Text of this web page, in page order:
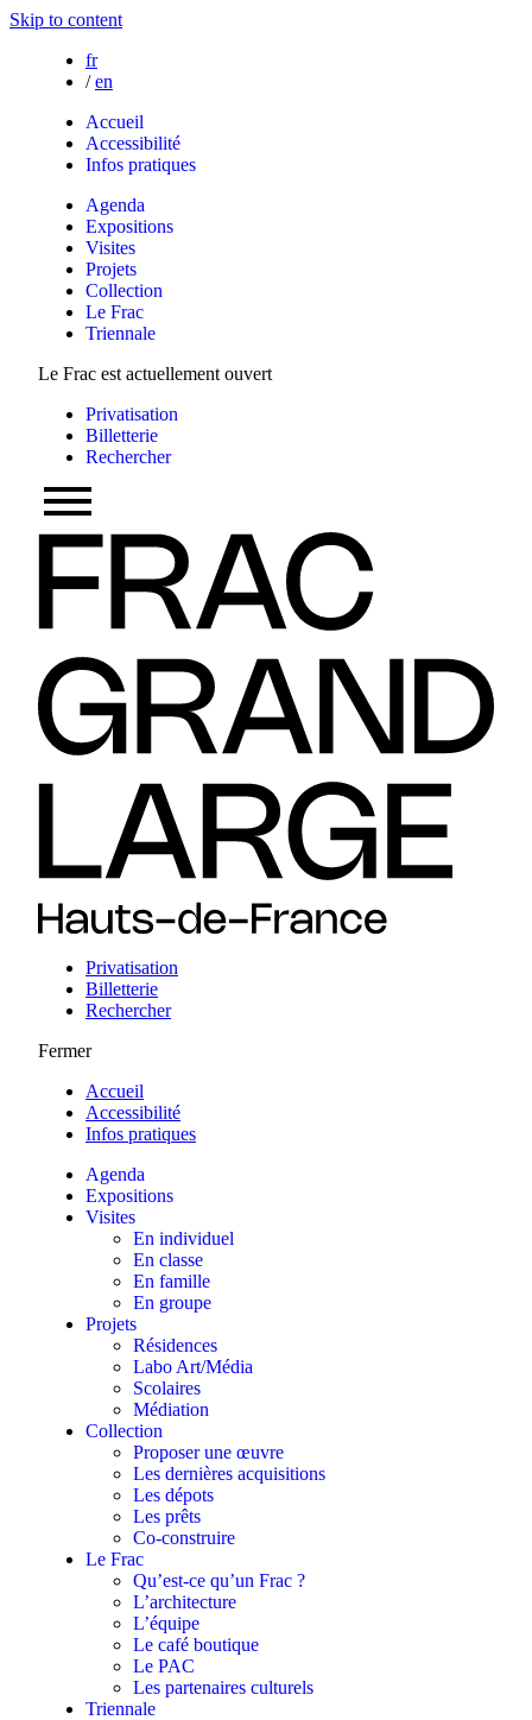
Skip to content
fr
/ en
Accueil
Accessibilité
Infos pratiques
Agenda
Expositions
Visites
Projets
Collection
Le Frac
Triennale
Le Frac est actuellement ouvert
Privatisation
Billetterie
Rechercher
Privatisation
Billetterie
Rechercher
Fermer
Accueil
Accessibilité
Infos pratiques
Agenda
Expositions
Visites
En individuel
En classe
En famille
En groupe
Projets
Résidences
Labo Art/Média
Scolaires
Médiation
Collection
Proposer une œuvre
Les dernières acquisitions
Les dépots
Les prêts
Co-construire
Le Frac
Qu’est-ce qu’un Frac ?
L’architecture
L’équipe
Le café boutique
Le PAC
Les partenaires culturels
Triennale